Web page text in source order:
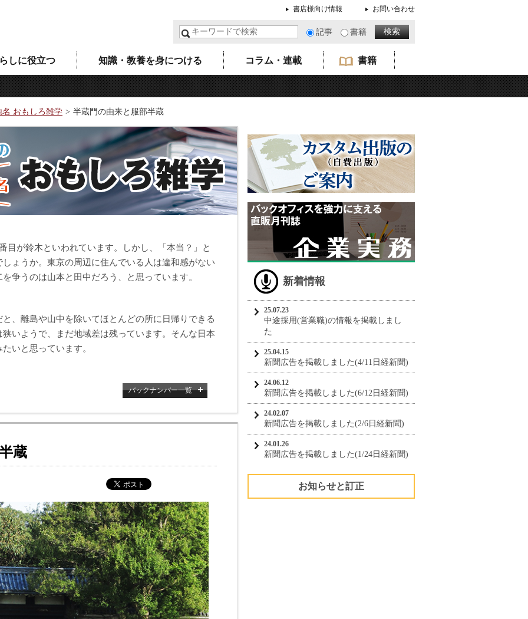
書店様向け情報 お問い合わせ
記事 書籍
しに役立つ 知識・教養を身につける コラム・連載 書籍
名 おもしろ雑学 半蔵門の由来と服部半蔵
目が鈴木といわれています。しかし、「本当？」と
ょうか。東京の周辺に住んでいる人は違和感がない
争うのは山本と田中だろう、と思っています。
、離島や山中を除いてほとんどの所に日帰りできる
いようで、まだ地域差は残っています。そんな日本
いと思っています。
バックナンバー一覧
蔵
新着情報
25.07.23
中途採用(営業職)の情報を掲載しまし
た
25.04.15
新聞広告を掲載しました(4/11日経新聞)
24.06.12
新聞広告を掲載しました(6/12日経新聞)
24.02.07
新聞広告を掲載しました(2/6日経新聞)
24.01.26
新聞広告を掲載しました(1/24日経新聞)
お知らせと訂正